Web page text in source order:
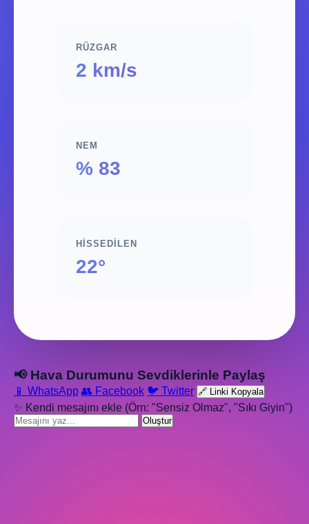
RÜZGAR
2 km/s
NEM
% 83
HISSEDILEN
22°
📢 Hava Durumunu Sevdiklerinle Paylaş
📱 WhatsApp 👥 Facebook 🐦 Twitter 🔗 Linki Kopyala
✨ Kendi mesajını ekle (Örn: "Sensiz Olmaz", "Sıkı Giyin")
Oluştur